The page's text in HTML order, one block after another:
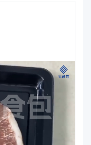
烤箱袋
221330
SE53
热收缩
袋
拉伸膜
装等的贴体包装
562包装，提供详尽的规
海鲜产品包装等的贴体包装